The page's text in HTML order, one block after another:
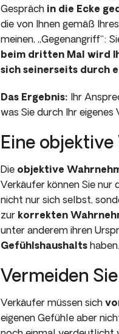
Gespräch in die Ecke
die von Ihnen gemäß
meinen, „Gegen­angriff“:
beim dritten Mal wird
sich seinerseits durch
Das Ergebnis: Ihr
was Sie durch Ihr
Eine
Die objektive
Verkäufer können Sie nur
nicht nur sich selbst,
zur korrekten
unter anderem ihren
Gefühlshaushalts haben.
Vermeiden
Verkäufer müssen sich
eigenen Gefühle aber